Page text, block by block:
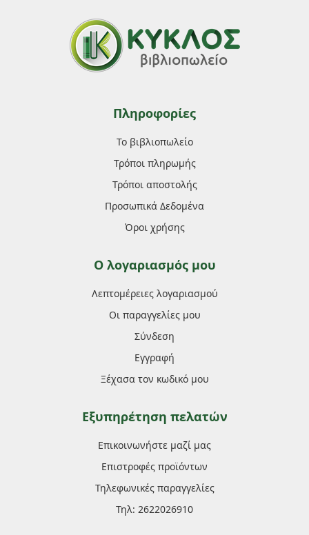
Πληροφορίες
Το βιβλιοπωλείο
Τρόποι πληρωμής
Τρόποι αποστολής
Προσωπικά Δεδομένα
Όροι χρήσης
Ο λογαριασμός μου
Λεπτομέρειες λογαριασμού
Οι παραγγελίες μου
Σύνδεση
Εγγραφή
Ξέχασα τον κωδικό μου
Εξυπηρέτηση πελατών
Επικοινωνήστε μαζί μας
Επιστροφές προϊόντων
Τηλεφωνικές παραγγελίες
Τηλ: 2622026910